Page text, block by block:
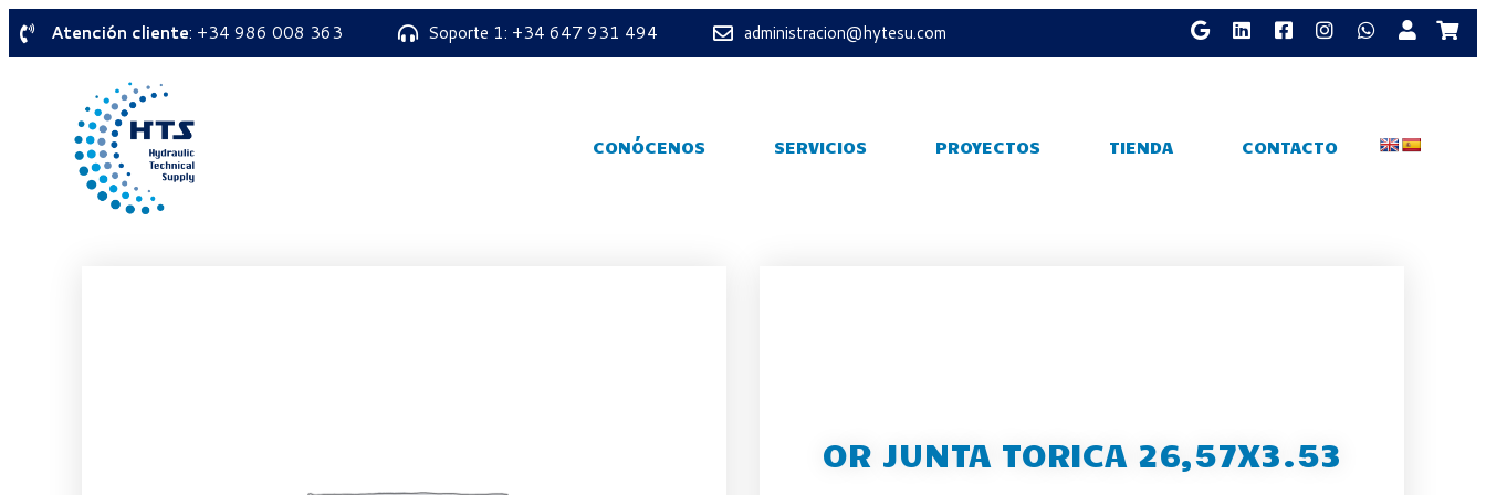
Atención cliente: +34 986 008 363 Soporte 1: +34 647 931 494 administracion@hytesu.com
CONÓCENOS SERVICIOS PROYECTOS TIENDA CONTACTO
OR JUNTA TORICA 26,57X3.53